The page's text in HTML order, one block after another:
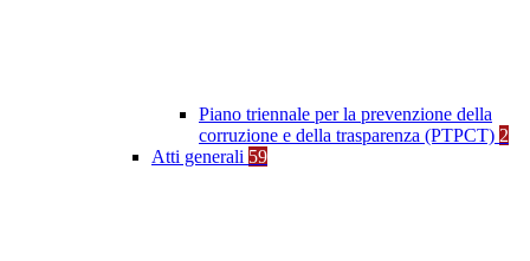
Piano triennale per la prevenzione della
corruzione e della trasparenza (PTPCT) 2
Atti generali 59